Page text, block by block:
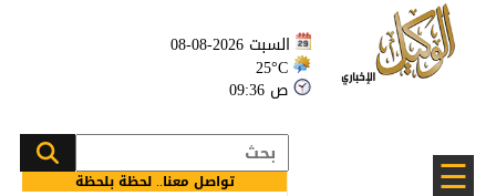
السبت 2026-08-08
25°C
09:36 ص
☰ تواصل معنا.. لحظة بلحظة